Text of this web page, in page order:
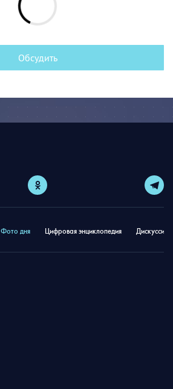
Обсудить
Фото дня Цифровая энциклопедия